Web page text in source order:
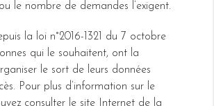
le nombre de demandes l’exigent.
la loi n°2016-1321 du 7 octobre
qui le souhaitent, ont la
le sort de leurs données
Pour plus d’information sur le
consulter le site Internet de la